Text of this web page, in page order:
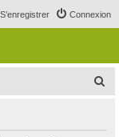
Connexion
S’enregistrer